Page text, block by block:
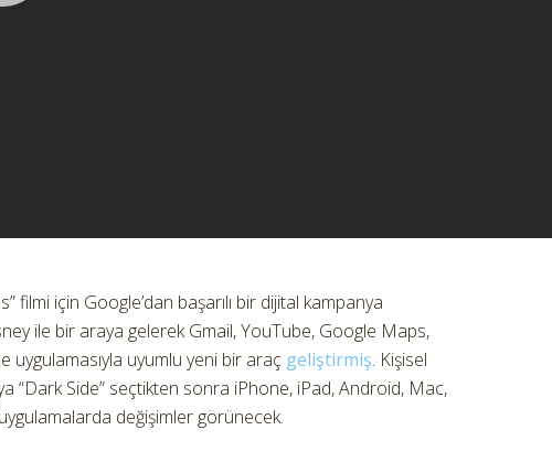
filmi için Google’dan başarılı bir dijital kampanya
ile bir araya gelerek Gmail, YouTube, Google Maps,
uyumlu yeni bir araç geliştirmiş. Kişisel
“Dark Side” seçtikten sonra iPhone, iPad, Android, Mac,
değişimler görünecek.